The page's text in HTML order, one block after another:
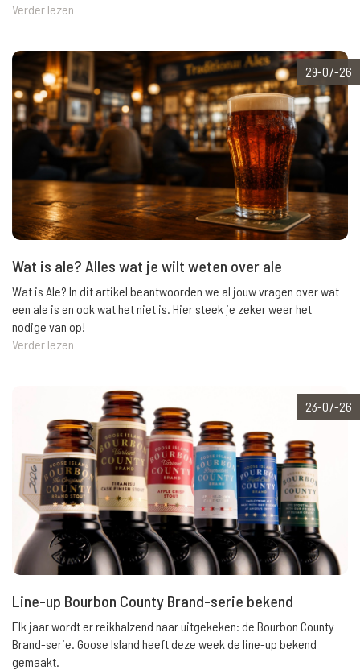
Verder lezen
29-07-26
Wat is ale? Alles wat je wilt weten over ale
Wat is Ale? In dit artikel beantwoorden we al jouw vragen over wat
een ale is en ook wat het niet is. Hier steek je zeker weer het
nodige van op!
Verder lezen
23-07-26
Line-up Bourbon County Brand-serie bekend
Elk jaar wordt er reikhalzend naar uitgekeken: de Bourbon County
Brand-serie. Goose Island heeft deze week de line-up bekend
gemaakt.